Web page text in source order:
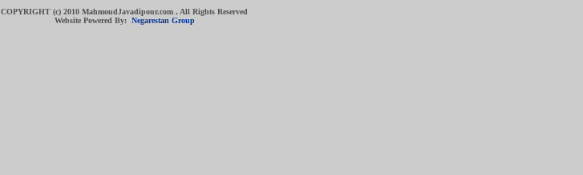
COPYRIGHT (c) 2010 MahmoudJavadipour.com , All Rights Reserved
Website Powered By: Negarestan Group